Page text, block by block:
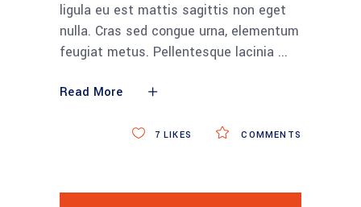
ligula eu est mattis sagittis non eget
nulla. Cras sed congue urna, elementum
feugiat metus. Pellentesque lacinia
Read More
COMMENTS
7 LIKES